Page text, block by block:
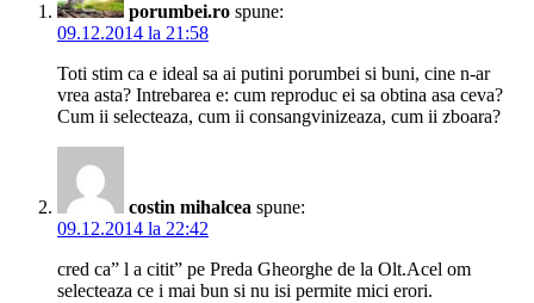
porumbei.ro spune:
09.12.2014 la 21:58
Toti stim ca e ideal sa ai putini porumbei si buni, cine n-ar
vrea asta? Intrebarea e: cum reproduc ei sa obtina asa ceva?
Cum ii selecteaza, cum ii consangvinizeaza, cum ii zboara?
costin mihalcea spune:
09.12.2014 la 22:42
cred ca” l a citit” pe Preda Gheorghe de la Olt.Acel om
selecteaza ce i mai bun si nu isi permite mici erori.